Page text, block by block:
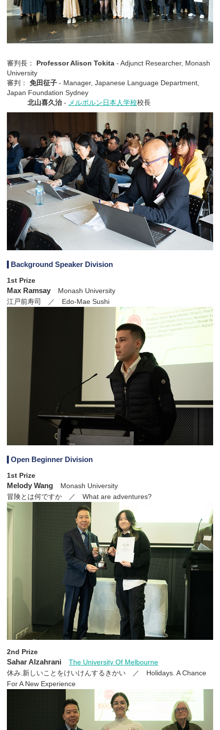
審判長： Professor Alison Tokita - Adjunct Researcher, Monash
University
審判： 免田征子 - Manager, Japanese Language Department,
Japan Foundation Sydney
北山喜久治- メルボルン日本人学校校長
Background Speaker Division
1st Prize
Max Ramsay
Monash University
江戸前寿司 ／ Edo-Mae Sushi
Open Beginner Division
1st Prize
Melody Wang
Monash University
冒険とは何ですか ／ What are adventures?
2nd Prize
Sahar Alzahrani
The University Of Melbourne
休み.新しいことをけいけんするきかい ／ Holidays. A Chance
For A New Experience